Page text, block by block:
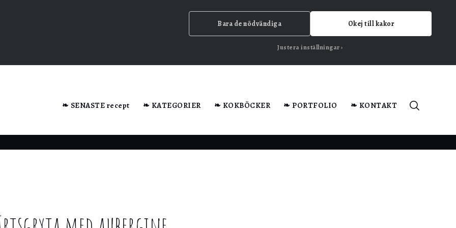
❧ SENASTE recept ❧ KATEGORIER ❧ KOKBÖCKER ❧ PORTFOLIO ❧ KONTAKT
Bara de nödvändiga Okej till kakor
Justera inställningar
när du besöker webbplatsen.
ska